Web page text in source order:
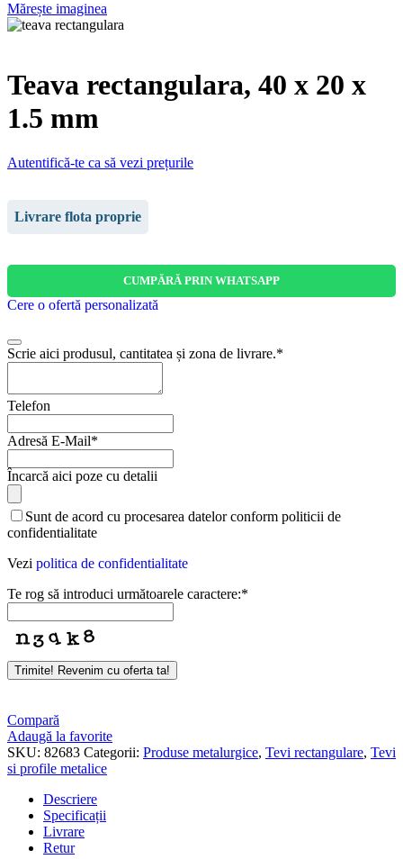
Mărește imaginea
Teava rectangulara, 40 x 20 x
1.5 mm
Autentifică-te ca să vezi prețurile
Livrare flota proprie
CUMPĂRĂ PRIN WHATSAPP
Cere o ofertă personalizată
Scrie aici produsul, cantitatea și zona de livrare.*
Contact
Telefon
Adresă E-Mail*
Încarcă aici poze cu detalii
Sunt de acord cu procesarea datelor conform politicii de
confidentialitate
Vezi politica de confidentialitate
Te rog să introduci următoarele caractere:*
Trimite! Revenim cu oferta ta!
Compară
Adaugă la favorite
SKU: 82683 Categorii: Produse metalurgice, Tevi rectangulare, Tevi
si profile metalice
Descriere
Specificații
Livrare
Retur